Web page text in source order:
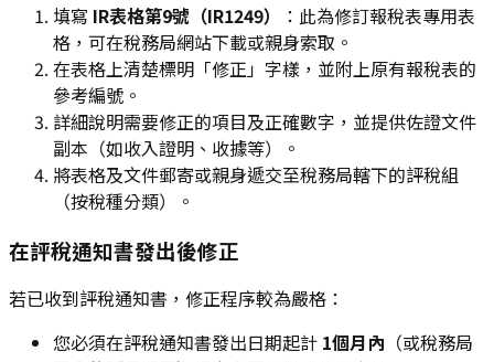
填寫 IR表格第9號（IR1249）
：此為修訂報稅表專用表
格，可在稅務局網站下載或親身索取。
在表格上清楚標明「修正」字樣，並附上原有報稅表的
參考編號。
詳細說明需要修正的項目及正確數字，並提供佐證文件
副本（如收入證明、收據等）。
將表格及文件郵寄或親身遞交至稅務局轄下的評稅組
（按稅種分類）。
在評稅通知書發出後修正
若已收到評稅通知書，修正程序較為嚴格：
您必須在評稅通知書發出日期起計 1個月內 （或稅務局